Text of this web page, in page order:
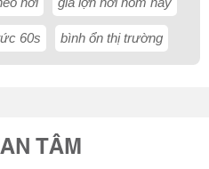
60s bình ổn thị trường
TÂM